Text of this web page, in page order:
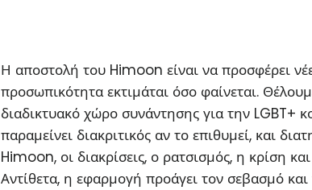
Η αποστολή του Himoon είναι να προσφέρει
προσωπικότητα εκτιμάται όσο φαίνεται.
διαδικτυακό χώρο συνάντησης για την LGBT+
παραμείνει διακριτικός αν το επιθυμεί, και
Himoon, οι διακρίσεις, ο ρατσισμός, η κρίση
Αντίθετα, η εφαρμογή προάγει τον σεβασμό και